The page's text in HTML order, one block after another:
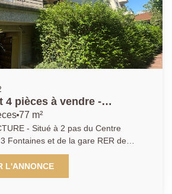
4 pièces à vendre -
avec balcon à Cergy
77 m²
- Situé à 2 pas du Centre
Fontaines et de la gare RER de
découvrez ce superbe appartement
et dernier étage
ascenseur. Ce bien lumineux
L'ANNONCE